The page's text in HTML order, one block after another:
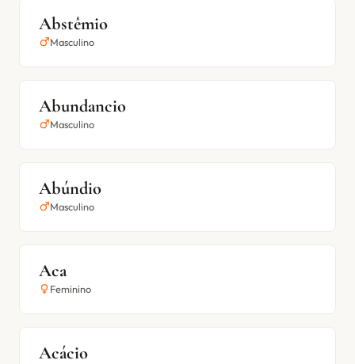
Abstêmio
Masculino
Abundancio
Masculino
Abúndio
Masculino
Aca
Feminino
Acácio